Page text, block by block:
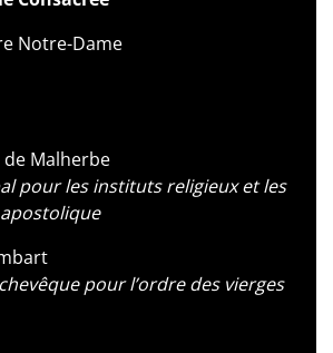
Notre-Dame
de Malherbe
pour les instituts religieux et les
pour l’ordre des vierges